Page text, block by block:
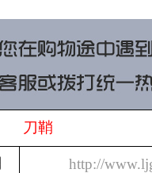
刀鞘
http://